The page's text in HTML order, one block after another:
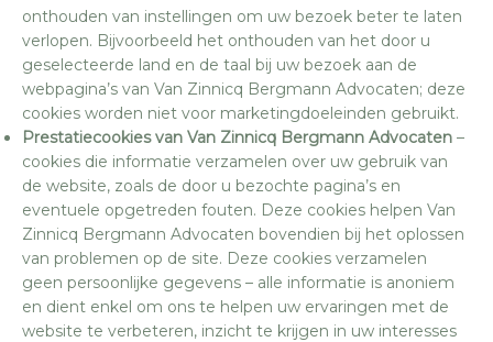
onthouden van instellingen om uw bezoek beter te laten
verlopen. Bijvoorbeeld het onthouden van het door u
geselecteerde land en de taal bij uw bezoek aan de
webpagina’s van Van Zinnicq Bergmann Advocaten; deze
cookies worden niet voor marketingdoeleinden gebruikt.
Prestatiecookies van Van Zinnicq Bergmann Advocaten –
cookies die informatie verzamelen over uw gebruik van
de website, zoals de door u bezochte pagina’s en
eventuele opgetreden fouten. Deze cookies helpen Van
Zinnicq Bergmann Advocaten bovendien bij het oplossen
van problemen op de site. Deze cookies verzamelen
geen persoonlijke gegevens – alle informatie is anoniem
en dient enkel om ons te helpen uw ervaringen met de
website te verbeteren, inzicht te krijgen in uw interesses